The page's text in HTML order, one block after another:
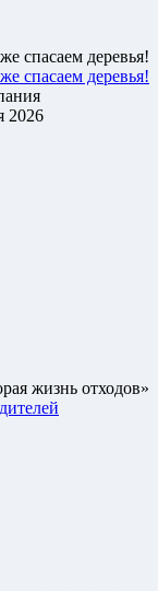
спасаем деревья!
спасаем деревья!
2026
жизнь отходов»